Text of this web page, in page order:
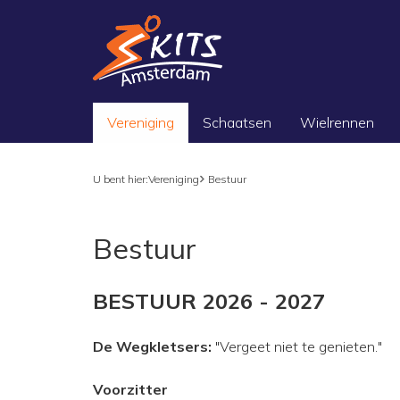
Vereniging Schaatsen Wielrennen
U bent hier:Vereniging Bestuur
Bestuur
BESTUUR 2026 - 2027
De Wegkletsers: "Vergeet niet te genieten."
Voorzitter